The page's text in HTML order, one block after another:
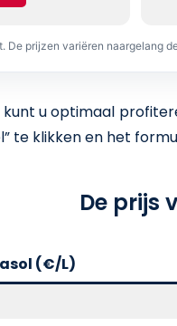
prijzen variëren naargelang
u optimaal
te klikken en het
De prijs
(€/L)